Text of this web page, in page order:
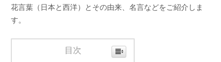
花言葉（日本と西洋）とその由来、名言などをご紹介しま
す。
目次